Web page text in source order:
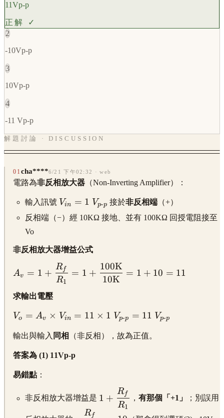
11Vp-p
正解 ✓
2
-10Vp-p
3
10Vp-p
4
-11 Vp-p
解題討論 · DISCUSSION
01 cha****6/21 下午02:32 · web
電路為非反相放大器 （Non-Inverting Amplifier）：
輸入訊號 \displaystyle
V_{in} = 1\
V_{p\text{-}p}
Vin = 1 Vp-p 接於非反相端 （+）
反相端（−）經 10KΩ 接地、並有 100KΩ 回授電阻接至
Vo
非反相放大器增益公式
\displaystyle A_v =
1 + \frac{R_f}
{R_1} = 1 +
\frac{100\text{K}}
{10\text{K}} = 1
Av = 1 +
R1
Rf = 1 +
10K
100K
= 1 + 10 = 11
求輸出電壓
\displaystyle
\times V_{in}
= 11 \times 1\
V_{p\text{-}p}
= 11\
Vo = Av × Vin = 11 × 1 Vp-p = 11 Vp-p
輸出與輸入 同相 （非反相），故為正值。
答案為 (1) 11Vp-p
易錯點：
非反相放大器增益是 \displaystyle
1 +
1 +
R1
Rf ，有那個「+1」 ；別誤用
\displaystyle
Rf